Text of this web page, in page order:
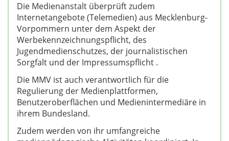
Die Medienanstalt überprüft zudem
Internetangebote (Telemedien) aus Mecklenburg-
Vorpommern unter dem Aspekt der
Werbekennzeichnungspflicht, des
Jugendmedienschutzes, der journalistischen
Sorgfalt und der Impressumspflicht .
Die MMV ist auch verantwortlich für die
Regulierung der Medienplattformen,
Benutzeroberflächen und Medienintermediäre in
ihrem Bundesland.
Zudem werden von ihr umfangreiche